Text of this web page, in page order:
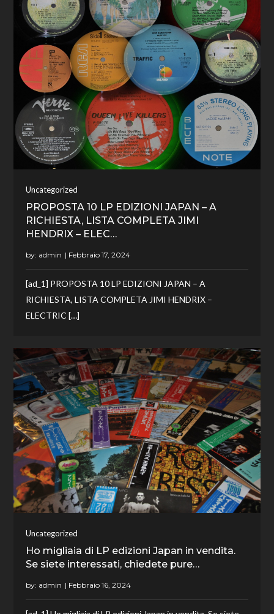
Uncategorized
PROPOSTA 10 LP EDIZIONI JAPAN – A
RICHIESTA, LISTA COMPLETA JIMI
HENDRIX – ELEC…
by: admin
[ad_1] PROPOSTA 10 LP EDIZIONI JAPAN – A
RICHIESTA, LISTA COMPLETA JIMI HENDRIX –
ELECTRIC […]
Uncategorized
Ho migliaia di LP edizioni Japan in vendita.
Se siete interessati, chiedete pure…
by: admin